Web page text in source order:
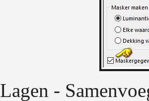
Lagen -